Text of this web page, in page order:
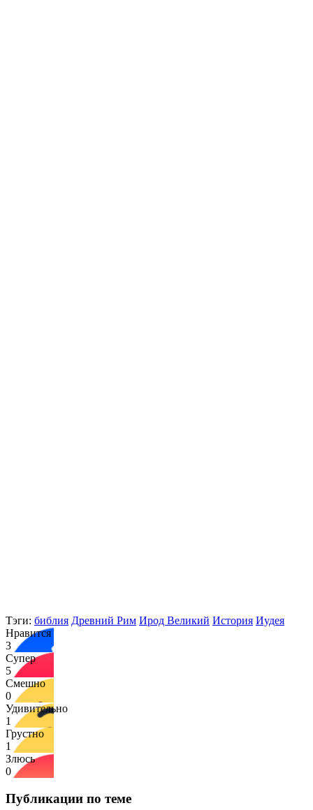
Тэги: библия Древний Рим Ирод Великий История Иудея
Нравится
3
Супер
5
Смешно
0
Удивительно
1
Грустно
1
Злюсь
0
Публикации по теме